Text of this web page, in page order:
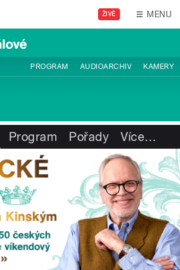
ŽIVĚ MENU
PROGRAM AUDIOARCHIV KAMERY
Program Pořady Více…